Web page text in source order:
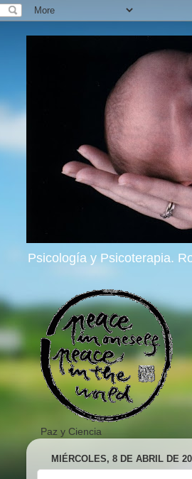
Psicología y Psicoterapia.
Paz y Ciencia
MIÉRCOLES, 8 DE ABRIL DE